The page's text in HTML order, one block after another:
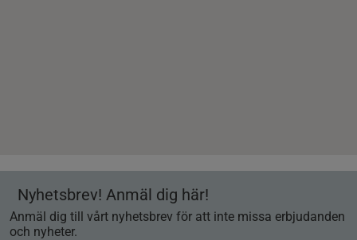
Nyhetsbrev! Anmäl dig här!
Anmäl dig till vårt nyhetsbrev för att inte missa erbjudanden
och nyheter.